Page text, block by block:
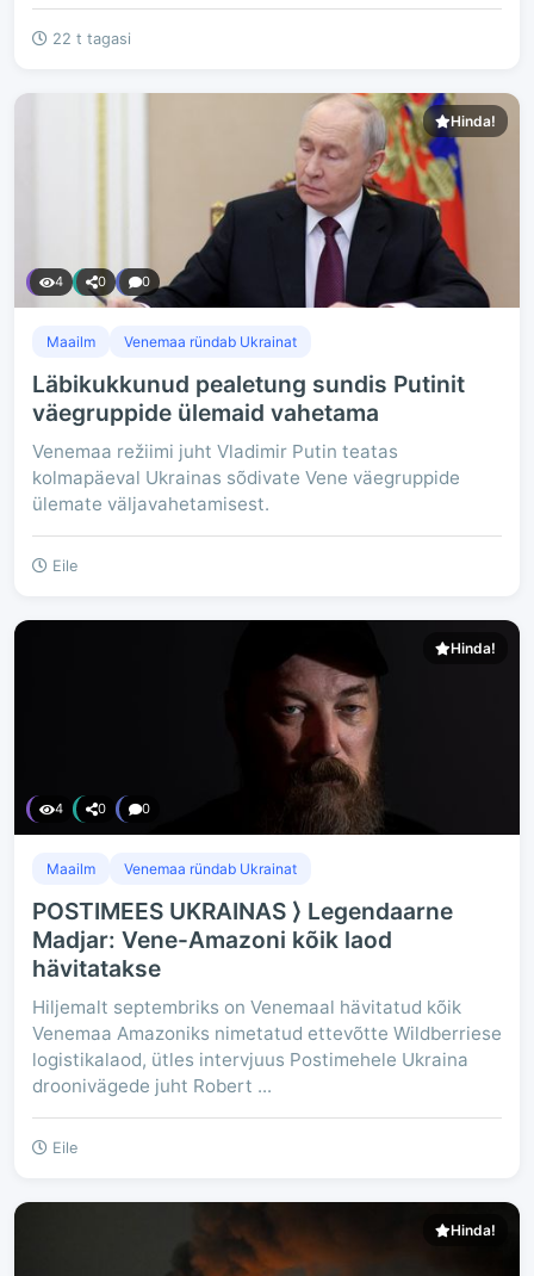
22 t tagasi
Hinda!
4 0 0
Maailm Venemaa ründab Ukrainat
Läbikukkunud pealetung sundis Putinit
väegruppide ülemaid vahetama
Venemaa režiimi juht Vladimir Putin teatas
kolmapäeval Ukrainas sõdivate Vene väegruppide
ülemate väljavahetamisest.
Eile
Hinda!
4 0 0
Maailm Venemaa ründab Ukrainat
POSTIMEES UKRAINAS ⟩ Legendaarne
Madjar: Vene-Amazoni kõik laod
hävitatakse
Hiljemalt septembriks on Venemaal hävitatud kõik
Venemaa Amazoniks nimetatud ettevõtte Wildberriese
logistikalaod, ütles intervjuus Postimehele Ukraina
droonivägede juht Robert ...
Eile
Hinda!